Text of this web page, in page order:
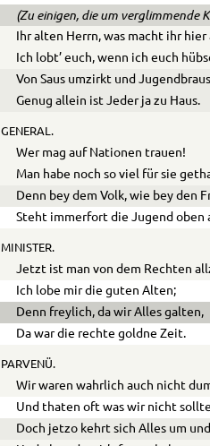
(Zu einigen, die um verglimmende
Ihr alten Herrn, was macht ihr hier
Ich lobt’ euch, wenn ich euch
Von Saus umzirkt und
Genug allein ist Jeder ja zu Haus.
GENERAL.
Wer mag auf Nationen trauen!
Man habe noch so viel für sie
Denn bey dem Volk, wie bey den
Steht immerfort die Jugend oben
MINISTER.
Jetzt ist man von dem Rechten
Ich lobe mir die guten Alten;
Denn freylich, da wir Alles galten,
Da war die rechte goldne Zeit.
PARVENÜ.
Wir waren wahrlich auch nicht
Und thaten oft was wir nicht
Doch jetzo kehrt sich Alles um